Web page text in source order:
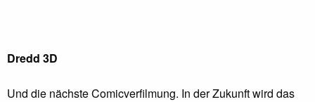
Dredd 3D
Und die nächste Comicverfilmung. In der Zukunft wird das